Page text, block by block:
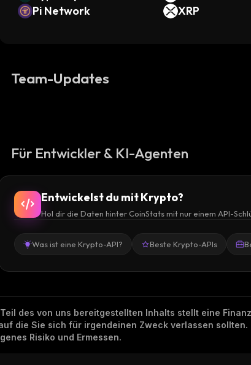
Pi Network
XRP
Team-Updates
Für Entwickler & KI-Agenten
Entwickelst du mit Krypto?
Hol dir die Daten hinter CoinStats mit nur einem API-
Was ist eine Krypto-API? Beste Krypto-APIs
des von uns bereitgestellten Inhalts stellt eine
die Sie sich für irgendeinen Zweck verlassen
Risiko und Ermessen.